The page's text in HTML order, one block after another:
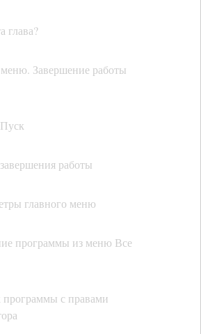
глава?
Завершение работы
работы
главного меню
программы из меню Все
программы с правами